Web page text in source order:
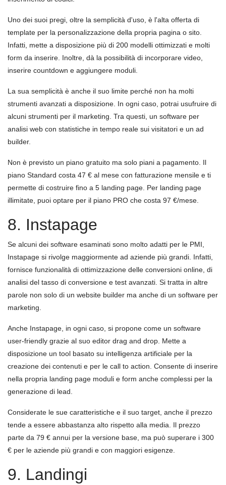
Uno dei suoi pregi, oltre la semplicità d'uso, è l'alta offerta di
template per la personalizzazione della propria pagina o sito.
Infatti, mette a disposizione più di 200 modelli ottimizzati e molti
form da inserire. Inoltre, dà la possibilità di incorporare video,
inserire countdown e aggiungere moduli.
La sua semplicità è anche il suo limite perché non ha molti
strumenti avanzati a disposizione. In ogni caso, potrai usufruire di
alcuni strumenti per il marketing. Tra questi, un software per
analisi web con statistiche in tempo reale sui visitatori e un ad
builder.
Non è previsto un piano gratuito ma solo piani a pagamento. Il
piano Standard costa 47 € al mese con fatturazione mensile e ti
permette di costruire fino a 5 landing page. Per landing page
illimitate, puoi optare per il piano PRO che costa 97 €/mese.
8. Instapage
Se alcuni dei software esaminati sono molto adatti per le PMI,
Instapage si rivolge maggiormente ad aziende più grandi. Infatti,
fornisce funzionalità di ottimizzazione delle conversioni online, di
analisi del tasso di conversione e test avanzati. Si tratta in altre
parole non solo di un website builder ma anche di un software per
marketing.
Anche Instapage, in ogni caso, si propone come un software
user-friendly grazie al suo editor drag and drop. Mette a
disposizione un tool basato su intelligenza artificiale per la
creazione dei contenuti e per le call to action. Consente di inserire
nella propria landing page moduli e form anche complessi per la
generazione di lead.
Considerate le sue caratteristiche e il suo target, anche il prezzo
tende a essere abbastanza alto rispetto alla media. Il prezzo
parte da 79 € annui per la versione base, ma può superare i 300
€ per le aziende più grandi e con maggiori esigenze.
9. Landingi